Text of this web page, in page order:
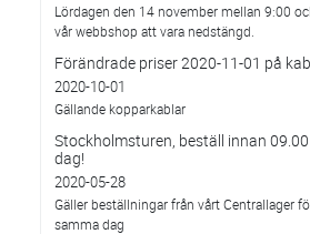
Lördagen den 14 november mellan 9:00
vår webbshop att vara nedstängd.
Förändrade priser 2020-11-01 på
2020-10-01
Gällande kopparkablar
Stockholmsturen, beställ innan
dag!
2020-05-28
Gäller beställningar från vårt Centrallager
samma dag